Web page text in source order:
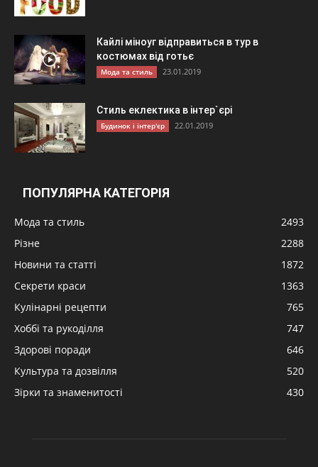
Кайлі міноуг відправиться в тур в
костюмах від готьє
Мода та стиль 23.01.2019
Стиль еклектика в інтер`єрі
Будинок і інтер'єр 22.01.2019
ПОПУЛЯРНА КАТЕГОРІЯ
Мода та стиль
2493
Різне
2288
Новини та статті
1872
Секрети краси
1363
Кулінарні рецепти
765
Хоббі та рукоділля
747
Здорові поради
646
Культура та дозвілля
520
Зірки та знаменитості
430